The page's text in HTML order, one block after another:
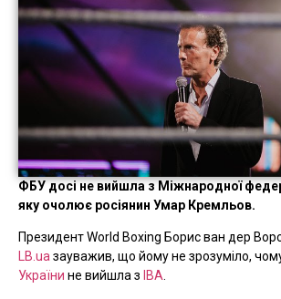
ФБУ досі не вийшла з Міжнародної
яку очолює росіянин Умар Кремльов.
Президент World Boxing Борис ван дер
LB.ua зауважив, що йому не зрозуміло,
України не вийшла з IBA